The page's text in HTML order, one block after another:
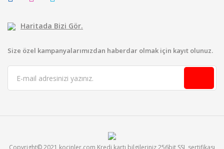
Haritada Bizi Gör.
Size özel kampanyalarımızdan haberdar olmak için kayıt olunuz.
Copyright© 2021 kocinler.com Kredi kartı bilgileriniz 256bit SSL sertifikası